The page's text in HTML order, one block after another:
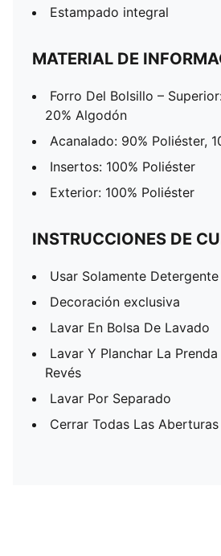
Estampado integral
MATERIAL DE
Forro Del Bolsillo –
20% Algodón
Acanalado: 90% Poliéster,
Insertos: 100% Poliéster
Exterior: 100% Poliéster
INSTRUCCIONES DE
Usar Solamente
Decoración exclusiva
Lavar En Bolsa De Lavado
Lavar Y Planchar La
Revés
Lavar Por Separado
Cerrar Todas Las Aberturas